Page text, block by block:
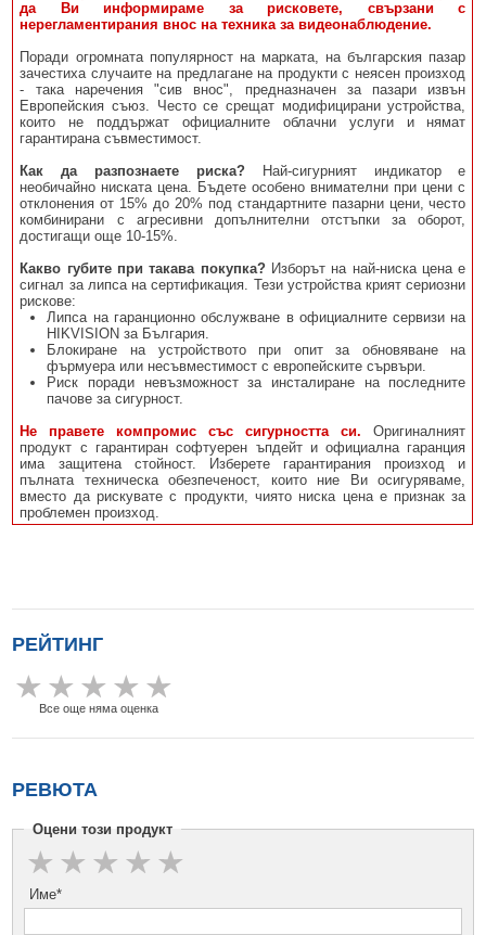
да Ви информираме за рисковете, свързани с
нерегламентирания внос на техника за видеонаблюдение.
Поради огромната популярност на марката, на българския пазар
зачестиха случаите на предлагане на продукти с неясен произход
- така наречения "сив внос", предназначен за пазари извън
Европейския съюз. Често се срещат модифицирани устройства,
които не поддържат официалните облачни услуги и нямат
гарантирана съвместимост.
Как да разпознаете риска?Най-сигурният индикатор е
необичайно ниската цена. Бъдете особено внимателни при цени с
отклонения от 15% до 20% под стандартните пазарни цени, често
комбинирани с агресивни допълнителни отстъпки за оборот,
достигащи още 10-15%.
Какво губите при такава покупка?Изборът на най-ниска цена е
сигнал за липса на сертификация. Тези устройства крият сериозни
рискове:
Липса на гаранционно обслужване в официалните сервизи на
HIKVISION за България.
Блокиране на устройството при опит за обновяване на
фърмуера или несъвместимост с европейските сървъри.
Риск поради невъзможност за инсталиране на последните
пачове за сигурност.
Не правете компромис със сигурността си. Оригиналният
продукт с гарантиран софтуерен ъпдейт и официална гаранция
има защитена стойност. Изберете гарантирания произход и
пълната техническа обезпеченост, които ние Ви осигуряваме,
вместо да рискувате с продукти, чиято ниска цена е признак за
проблемен произход.
РЕЙТИНГ
Все още няма оценка
РЕВЮТА
Оцени този продукт
Име*